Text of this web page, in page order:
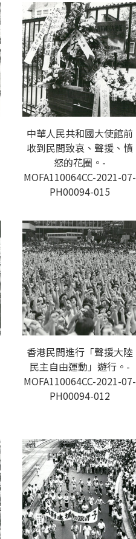
中華人民共和國大使館前
收到民間致哀、聲援、憤
怒的花圈。-
MOFA110064CC-2021-07-
PH00094-015
香港民間進行「聲援大陸
民主自由運動」遊行。-
MOFA110064CC-2021-07-
PH00094-012